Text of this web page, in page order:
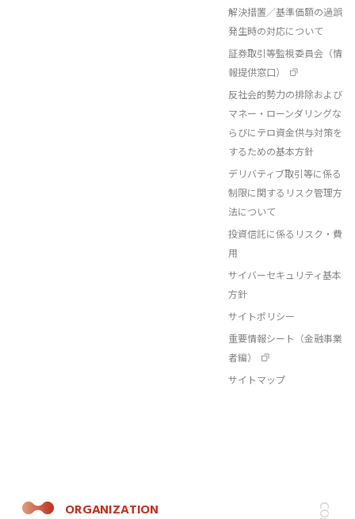
解決措置／基準価額の過誤
発生時の対応について
証券取引等監視委員会（情
報提供窓口）
反社会的勢力の排除および
マネー・ローンダリングな
らびにテロ資金供与対策を
するための基本方針
デリバティブ取引等に係る
制限に関するリスク管理方
法について
投資信託に係るリスク・費
用
サイバーセキュリティ基本
方針
サイトポリシー
重要情報シート（金融事業
者編）
サイトマップ
ORGANIZATION